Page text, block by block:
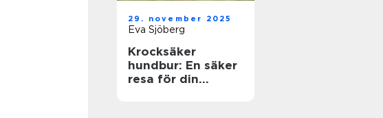
29. november 2025
Eva Sjöberg
Krocksäker
hundbur: En säker
resa för din